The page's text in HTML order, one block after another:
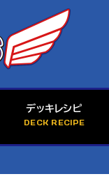
デッキレシピ
DECK RECIPE